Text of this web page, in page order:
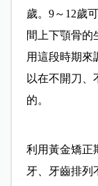
歲。9～12歲
間上下顎骨的
用這段時期來
以在不開刀、
的。
利用黃金矯正
牙、牙齒排列